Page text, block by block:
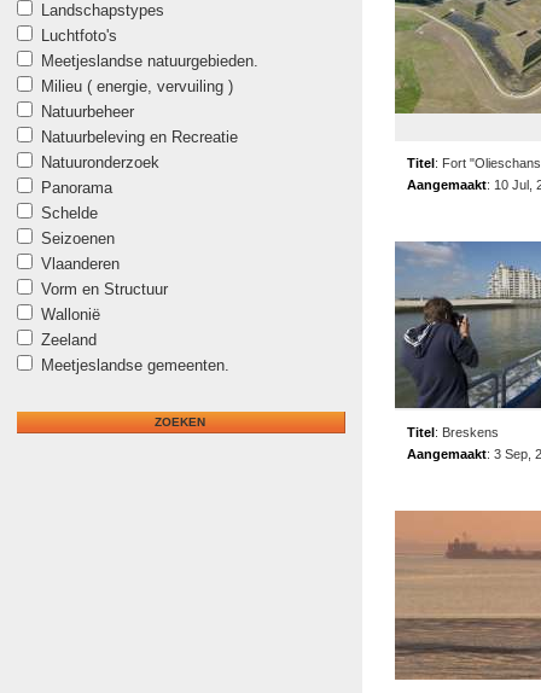
Landschapstypes
Luchtfoto's
Meetjeslandse natuurgebieden.
Milieu ( energie, vervuiling )
Natuurbeheer
Natuurbeleving en Recreatie
Natuuronderzoek
Panorama
Schelde
Seizoenen
Vlaanderen
Vorm en Structuur
Wallonië
Zeeland
Meetjeslandse gemeenten.
Titel: Fort
Aangemaakt: 10 Jul,
Titel: Breskens
Aangemaakt: 3 Sep,